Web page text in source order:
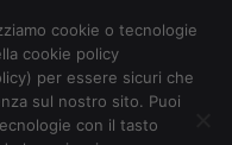
cookie o tecnologie
cookie policy
per essere sicuri che
sul nostro sito. Puoi
con il tasto